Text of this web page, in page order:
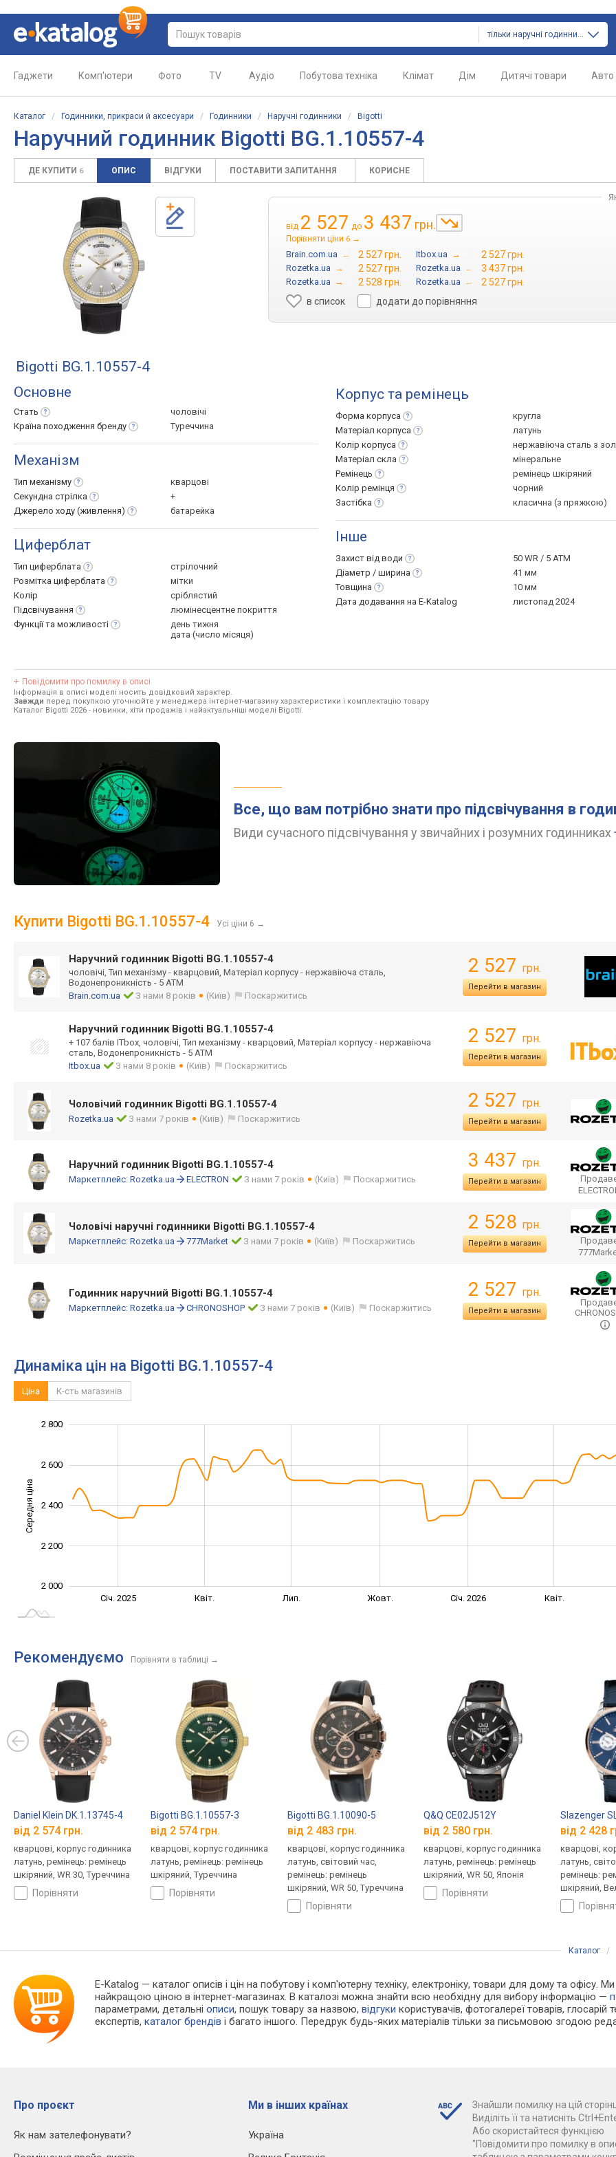
тільки наручні годинники
Гаджети Комп'ютери Фото TV Аудіо Побутова техніка Клімат Дім Дитячі товари Авто
Каталог / Годинники, прикраси й аксесуари / Годинники / Наручні годинники / Bigotti
Наручний годинник Bigotti BG.1.10557-4
ДЕ КУПИТИ 6 ОПИС ВІДГУКИ ПОСТАВИТИ ЗАПИТАННЯ КОРИСНЕ
від 2 527 до 3 437 грн.
Порівняти ціни 6 →
Brain.com.ua → 2 527 грн. Itbox.ua → 2 527 грн.
Rozetka.ua → 2 527 грн. Rozetka.ua → 3 437 грн.
Rozetka.ua → 2 528 грн. Rozetka.ua →
2 527 грн.
в список
додати до порівняння
Bigotti BG.1.10557-4
Основне
Стать
чоловічі
Країна походження бренду Туреччина
Механізм
Тип механізму
кварцові
Секундна стрілка
+
Джерело ходу (живлення) батарейка
Циферблат
Тип циферблата
стрілочний
Розмітка циферблата
мітки
Колір
сріблястий
Підсвічування
люмінесцентне покриття
Функції та можливості
день тижня
дата (число місяця)
Корпус та ремінець
Форма корпуса
кругла
Матеріал корпуса
латунь
Колір корпуса
нержавіюча сталь з
Матеріал скла
мінеральне
Ремінець
ремінець шкіряний
Колір ремінця
чорний
Застібка
класична (з пряжкою)
Інше
Захист від води
50 WR / 5 ATM
Діаметр / ширина
41 мм
Товщина
10 мм
Дата додавання на E-Katalog
листопад 2024
Повідомити про помилку в описі
Інформація в описі моделі носить довідковий характер.
Завжди перед покупкою уточнюйте у менеджера інтернет-магазину характеристики і комплектацію товару
Каталог Bigotti 2026 - новинки, хіти продажів і найактуальніші моделі Bigotti.
Все, що вам потрібно знати про підсвічування в
Види сучасного підсвічування у звичайних і розумних годинниках
Купити Bigotti BG.1.10557-4 Усі ціни 6 →
Наручний годинник Bigotti BG.1.10557-4
чоловічі, Тип механізму - кварцовий, Матеріал корпусу - нержавіюча сталь,
Водонепроникність - 5 ATM
Brain.com.ua
З нами 8 років (Київ) Поскаржитись
2 527 грн.
Перейти в магазин
Наручний годинник Bigotti BG.1.10557-4
+ 107 балів ITbox, чоловічі, Тип механізму - кварцовий, Матеріал корпусу - нержавіюча
сталь, Водонепроникність - 5 ATM
Itbox.ua
З нами 8 років (Київ) Поскаржитись
2 527 грн.
Перейти в магазин
Чоловічий годинник Bigotti BG.1.10557-4
Rozetka.ua З нами 7 років (Київ) Поскаржитись
2 527 грн.
Перейти в магазин
Наручний годинник Bigotti BG.1.10557-4
Маркетплейс: Rozetka.ua ELECTRON З нами 7 років (Київ) Поскаржитись
3 437 грн.
Перейти в магазин
Чоловічі наручні годинники Bigotti BG.1.10557-4
Маркетплейс: Rozetka.ua 777Market З нами 7 років (Київ) Поскаржитись
2 528 грн.
Перейти в магазин
Годинник наручний Bigotti BG.1.10557-4
Маркетплейс: Rozetka.ua CHRONOSHOP З нами 7 років (Київ) Поскаржитись
2 527 грн.
Перейти в магазин
Динаміка цін на Bigotti BG.1.10557-4
Ціна К-сть магазинів
Середня ціна 2 100
2 000
2 200
2 400
2 600
2 800
Січ. 2025 Квіт. Лип. Жовт. Січ. 2026 Квіт.
Рекомендуємо Порівняти в таблиці →
Daniel Klein DK.1.13745-4
від 2 574 грн.
кварцові, корпус годинника
латунь, ремінець: ремінець
шкіряний, WR 30, Туреччина
порівняти
Bigotti BG.1.10557-3
від 2 574 грн.
кварцові, корпус годинника
латунь, ремінець: ремінець
шкіряний, Туреччина
порівняти
Bigotti BG.1.10090-5
від 2 483 грн.
кварцові, корпус годинника
латунь, світовий час,
ремінець: ремінець
шкіряний, WR 50, Туреччина
порівняти
Q&Q CE02J512Y
від 2 580 грн.
кварцові, корпус годинника
латунь, ремінець: ремінець
шкіряний, WR 50, Японія
порівняти
Slazenger
від 2 428
кварцові,
латунь,
ремінець:
шкіряний,
Каталог /
E-Katalog — каталог описів і цін на побутову і комп'ютерну техніку, електроніку, товари для дому та офісу.
найкращою ціною в інтернет-магазинах. В каталозі можна знайти всю необхідну для вибору інформацію —
параметрами, детальніописи, пошук товару за назвою,відгуки користувачів, фотогалереї товарів, глосарій
експертів,каталог брендів і багато іншого. Передрук будь-яких матеріалів тільки за письмовою згодою
Про проєкт
Як нам зателефонувати?
Ми в інших країнах
Україна
Знайшли помилку на цій
Виділіть її та натисніть
Або скористайтеся функцією
"Повідомити про помилку в